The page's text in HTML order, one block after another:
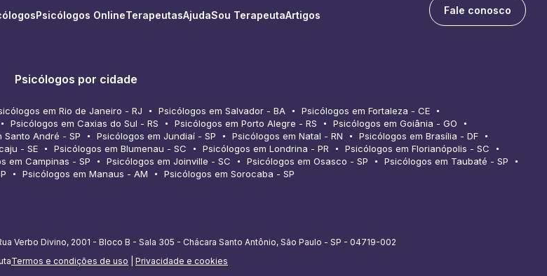
Psicólogos OnlineTerapeutasAjudaSou TerapeutaArtigos Fale conosco
Psicólogos por cidade
em Rio de Janeiro - RJ Psicólogos em Salvador - BA
Psicólogos em Fortaleza - CE
Psicólogos em Caxias do Sul - RS Psicólogos em Porto Alegre - RS
Psicólogos em Goiânia - GO
Santo André - SP Psicólogos em Jundiaí - SP Psicólogos em Natal - RN
Psicólogos em Brasília - DF
- SE Psicólogos em Blumenau - SC Psicólogos em Londrina - PR
Psicólogos em Florianópolis - SC
em Campinas - SP Psicólogos em Joinville - SC Psicólogos em Osasco - SP
Psicólogos em Taubaté - SP
Psicólogos em Manaus - AM Psicólogos em Sorocaba - SP
Verbo Divino, 2001 - Bloco B - Sala 305 - Chácara Santo Antônio, São Paulo - SP - 04719-002
Termos e condições de uso Privacidade e cookies